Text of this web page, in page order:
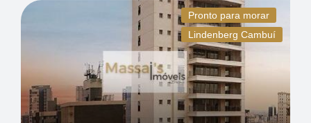
Pronto para morar
Lindenberg Cambuí